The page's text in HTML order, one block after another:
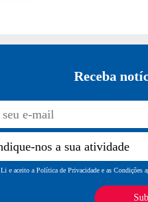
Receba
Li e aceito a Política de Privacidade e as Condições